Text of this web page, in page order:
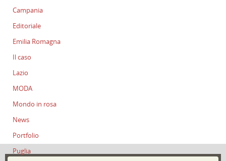
Campania
Editoriale
Emilia Romagna
Il caso
Lazio
MODA
Mondo in rosa
News
Portfolio
Puglia